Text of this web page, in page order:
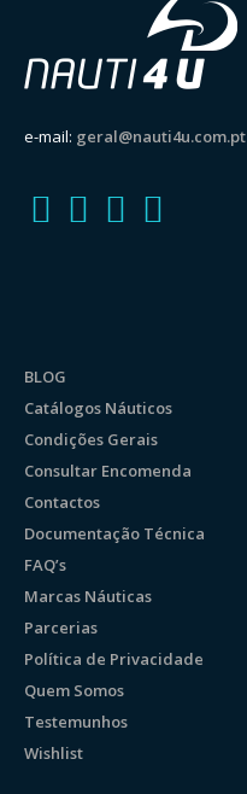
e-mail: geral@nauti4u.com.pt
BLOG
Catálogos Náuticos
Condições Gerais
Consultar Encomenda
Contactos
Documentação Técnica
FAQ’s
Marcas Náuticas
Parcerias
Política de Privacidade
Quem Somos
Testemunhos
Wishlist